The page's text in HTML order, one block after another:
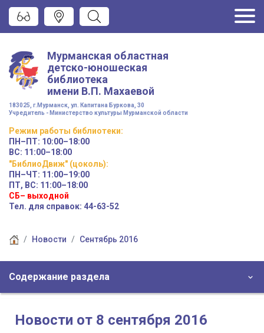
Мурманская областная
детско-юношеская
библиотека
имени В.П. Махаевой
183025, г.Мурманск, ул. Капитана Буркова, 30
Учредитель - Министерство культуры Мурманской области
Режим работы библиотеки:
ПН–ПТ: 10:00–18:00
ВС: 11:00–18:00
"БиблиоДвиж" (цоколь):
ПН–ЧТ: 11:00–19:00
ПТ, ВС: 11:00–18:00
СБ– выходной
Тел. для справок: 44-63-52
Новости Сентябрь 2016
Содержание раздела
Новости от 8 сентября 2016